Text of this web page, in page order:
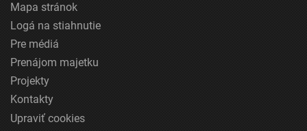
Mapa stránok
Logá na stiahnutie
Pre médiá
Prenájom majetku
Projekty
Kontakty
Upraviť cookies